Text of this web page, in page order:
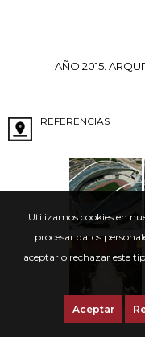
Utilizamos cookies en
procesar datos
aceptar o rechazar este
Aceptar
AÑO 2015.
REFERENCIAS